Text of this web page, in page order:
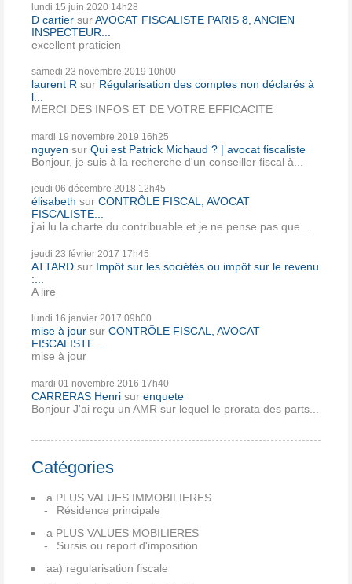
lundi 15 juin 2020 14h28
D cartier surAVOCAT FISCALISTE PARIS 8, ANCIEN
INSPECTEUR...
excellent praticien
samedi 23 novembre 2019 10h00
laurent R sur Régularisation des comptes non déclarés à
l...
MERCI DES INFOS ET DE VOTRE EFFICACITE
mardi 19 novembre 2019 16h25
nguyen sur Qui est Patrick Michaud ? | avocat fiscaliste
Bonjour, je suis à la recherche d'un conseiller fiscal à...
jeudi 06 décembre 2018 12h45
élisabeth sur CONTRÔLE FISCAL, AVOCAT
FISCALISTE...
j'ai lu la charte du contribuable et je ne pense pas que...
jeudi 23 février 2017 17h45
ATTARD sur Impôt sur les sociétés ou impôt sur le revenu
:...
A lire
lundi 16 janvier 2017 09h00
mise à jour sur CONTRÔLE FISCAL, AVOCAT
FISCALISTE...
mise à jour
mardi 01 novembre 2016 17h40
CARRERAS Henri sur enquete
Bonjour J'ai reçu un AMR sur lequel le prorata des parts...
Catégories
a PLUS VALUES IMMOBILIERES
Résidence principale
a PLUS VALUES MOBILIERES
Sursis ou report d'imposition
aa) regularisation fiscale